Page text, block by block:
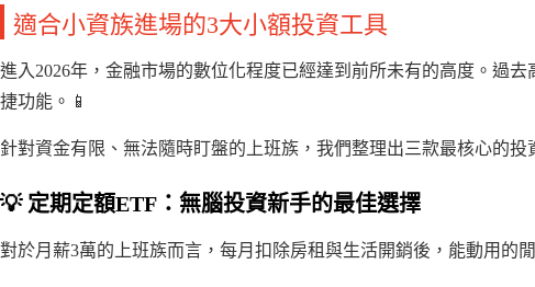
適合小資族進場的3大小額投資工具
進入2026年，金融市場的數位化程度已經達到前所未有的高度。過
捷功能。📱
針對資金有限、無法隨時盯盤的上班族，我們整理出三款最核心的投
💡 定期定額ETF：無腦投資新手的最佳選擇
對於月薪3萬的上班族而言，每月扣除房租與生活開銷後，能動用的